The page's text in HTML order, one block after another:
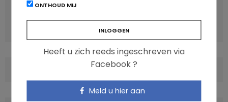
2.0
ONTHOUD MIJ
Heeft u zich reeds ingeschreven via
Facebook ?
Meld u hier aan